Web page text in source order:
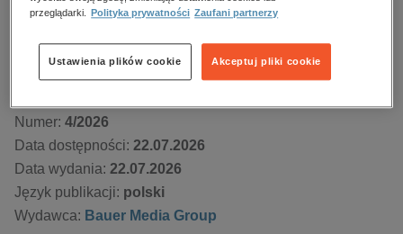
Numer: 4/2026
Data dostępności: 22.07.2026
Data wydania: 22.07.2026
Język publikacji: polski
Wydawca: Bauer Media Group
Kupując otrzymujesz format: PDF Dostęp online PDF
przeglądarki.
Polityka prywatności Zaufani partnerzy
Akceptuj pliki cookie
Ustawienia plików cookie